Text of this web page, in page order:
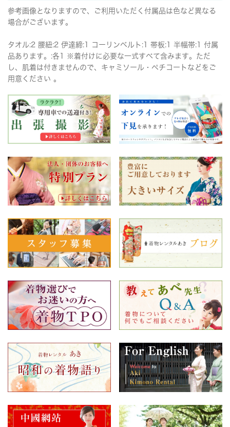
参考画像となりますので、ご利用いただく付属品は色など異なる
場合がございます。
タオル:2 腰紐:2 伊達締:1 コーリンベルト:1 帯板:1 半幅帯:1 付属
品あります。:各1 ※着付けに必要な一式すべて含みます。ただ
し、肌着は付きませんので、キャミソール・ペチコートなどをご
用意ください 。